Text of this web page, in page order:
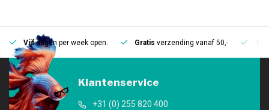
Vijfdagen per week open. Gratis verzending vanaf 50,-
Klantenservice
+31 (0) 255 820 400